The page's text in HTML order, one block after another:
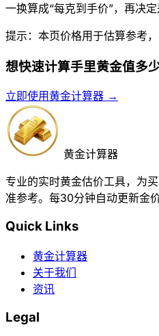
一换算成“每克到手价”，再决定
提示：本页价格用于估算参考
想快速计算手里黄金值多少
立即使用黄金计算器 →
黄金计算器
专业的实时黄金估价工具，为
准参考。每30分钟自动更新金价
Quick Links
黄金计算器
关于我们
资讯
Legal